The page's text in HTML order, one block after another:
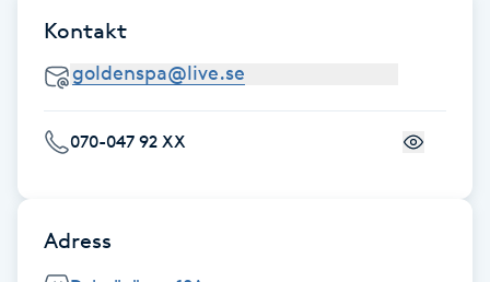
Enzympeeling
Extensions
Eyeliner-tatuering
Kontakt
070-047 92 XX
Adress